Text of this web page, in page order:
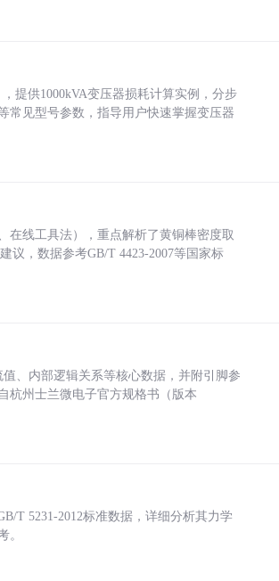
提供1000kVA变压器损耗计算实例，分步
常见型号参数，指导用户快速掌握变压器
在线工具法），重点解析了黄铜棒密度取
议，数据参考GB/T 4423-2007等国家标
、内部逻辑关系等核心数据，并附引脚参
杭州士兰微电子官方规格书（版本
T 5231-2012标准数据，详细分析其力学
。